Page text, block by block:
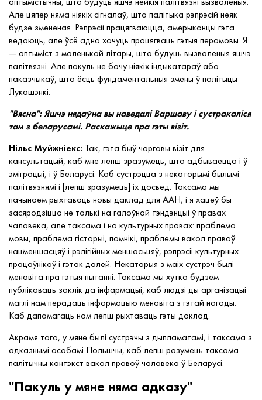
Але цяпер няма ніякіх сігналаў, што палітыка рэпрэсій неяк
будзе змененая. Рэпрэсіі працягваюцца, амерыканцы гэта
ведаюць, але ўсё адно хочуць працягваць гэтыя перамовы. Я
— аптыміст з маленькай літары, што будуць вызваленыя яшчэ
палітвязні. Але пакуль не бачу ніякіх індыкатараў або
паказчыкаў, што ёсць фундаментальныя змены ў палітыцы
Лукашэнкі.
"Вясна": Яшчэ нядаўна вы наведалі Варшаву і сустракаліся
там з беларусамі. Раскажыце пра гэты візіт.
Нільс Муйжніекс: Так, гэта быў чарговы візіт для
кансультацый, каб мне лепш зразумець, што адбываецца і ў
эміграцыі, і ў Беларусі. Каб сустрэцца з некаторымі былымі
палітвязнямі і [лепш зразумець] іх досвед. Таксама мы
пачынаем рыхтаваць новы даклад для ААН, і я хацеў бы
засяродзіцца не толькі на галоўнай тэндэнцыі ў правах
чалавека, але таксама і на культурных правах: праблема
мовы, праблема гісторыі, помнікі, праблемы вакол правоў
нацменшасцяў і рэлігійных меншасьцяў, рэпрэсіі культурных
працаўнікоў і гэтак далей. Некаторыя з маіх сустрэч былі
менавіта пра гэтыя пытанні. Таксама мы хутка будзем
публікаваць заклік да інфармацыі, каб людзі ды арганізацыі
маглі нам перадаць інфармацыю менавіта з гэтай нагоды.
Каб дапамагаць нам лепш рыхтаваць гэты даклад.
Акрамя таго, у мяне былі сустрэчы з дыпламатамі, і таксама з
адказнымі асобамі Польшчы, каб лепш разумець таксама
палітычны кантэкст вакол правоў чалавека ў Беларусі.
"Пакуль у мяне няма адказу"